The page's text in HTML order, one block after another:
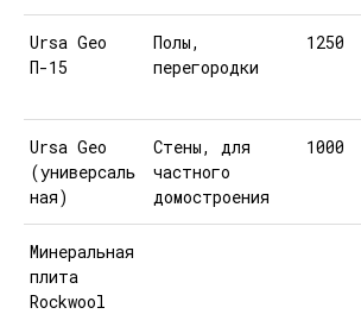
Ursa Geo
П-15
Полы,
перегородки
1250
Ursa Geo
(универсаль
ная)
Стены, для
частного
домостроения
1000
Минеральная
плита
Rockwool